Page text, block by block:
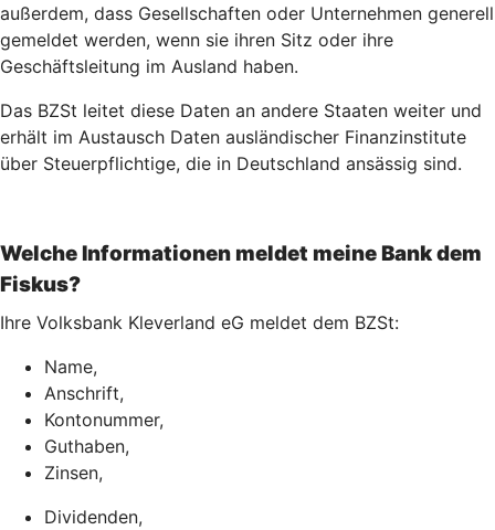
außerdem, dass Gesellschaften oder Unternehmen generell
gemeldet werden, wenn sie ihren Sitz oder ihre
Geschäftsleitung im Ausland haben.
Das BZSt leitet diese Daten an andere Staaten weiter und
erhält im Austausch Daten ausländischer Finanzinstitute
über Steuerpflichtige, die in Deutschland ansässig sind.
Welche Informationen meldet meine Bank dem
Fiskus?
Ihre Volksbank Kleverland eG meldet dem BZSt:
Name,
Anschrift,
Kontonummer,
Guthaben,
Zinsen,
Dividenden,